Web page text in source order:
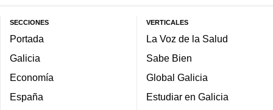
SECCIONES
Portada
Galicia
Economía
España
VERTICALES
La Voz de la Salud
Sabe Bien
Global Galicia
Estudiar en Galicia